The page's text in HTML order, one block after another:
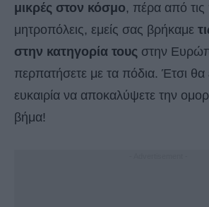
μικρές στον κόσμο, πέρα από
μητροπόλεις, εμείς σας βρήκαμε
στην κατηγορία τους στην
περπατήσετε με τα πόδια. Έτσι θα
ευκαιρία να αποκαλύψετε την
βήμα!